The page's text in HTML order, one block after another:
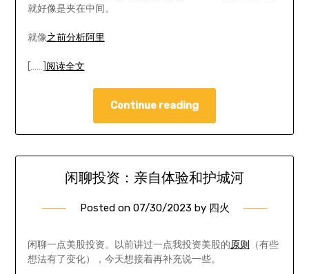
就好像是夹在中间。
就像之前分析阿里
[……] 阅读全文
Continue reading
闲聊投资：亲自体验和护城河
Posted on 07/30/2023 by 四火
闲聊一点美股投资。以前讲过一点我投资美股的原则
（有些
想法有了变化），今天想接着再补充说一些。